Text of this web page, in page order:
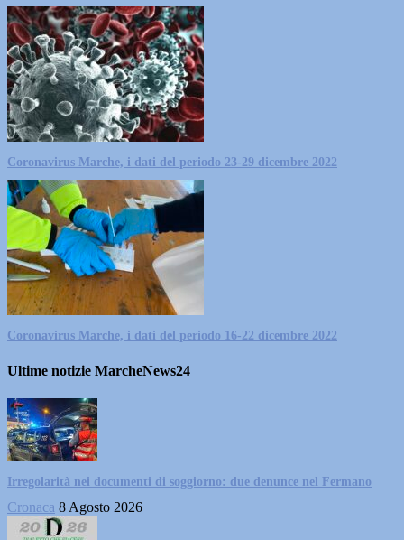
Coronavirus Marche, i dati del periodo 23-29 dicembre 2022
Coronavirus Marche, i dati del periodo 16-22 dicembre 2022
Ultime notizie MarcheNews24
Irregolarità nei documenti di soggiorno: due denunce nel Fermano
Cronaca 8 Agosto 2026